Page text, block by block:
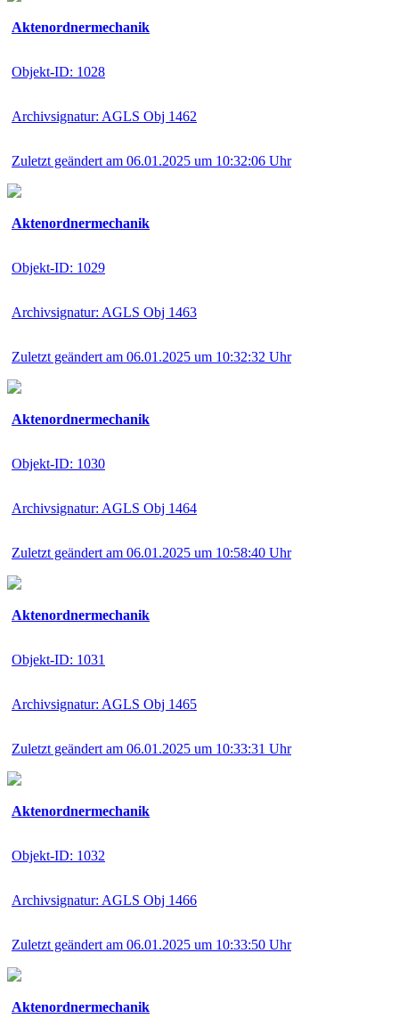
Aktenordnermechanik
Objekt-ID: 1028
Archivsignatur: AGLS Obj 1462
Zuletzt geändert am 06.01.2025 um 10:32:06 Uhr
Aktenordnermechanik
Objekt-ID: 1029
Archivsignatur: AGLS Obj 1463
Zuletzt geändert am 06.01.2025 um 10:32:32 Uhr
Aktenordnermechanik
Objekt-ID: 1030
Archivsignatur: AGLS Obj 1464
Zuletzt geändert am 06.01.2025 um 10:58:40 Uhr
Aktenordnermechanik
Objekt-ID: 1031
Archivsignatur: AGLS Obj 1465
Zuletzt geändert am 06.01.2025 um 10:33:31 Uhr
Aktenordnermechanik
Objekt-ID: 1032
Archivsignatur: AGLS Obj 1466
Zuletzt geändert am 06.01.2025 um 10:33:50 Uhr
Aktenordnermechanik